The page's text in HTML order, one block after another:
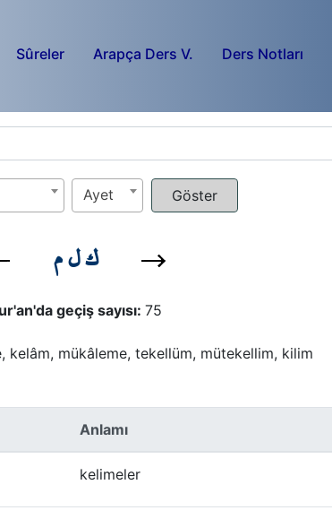
Sûreler Arapça Ders V. Ders Notları
Ayet
ك ل م
geçiş sayısı: 75
kelâm, mükâleme, tekellüm, mütekellim, kilim
Anlamı
kelimeler